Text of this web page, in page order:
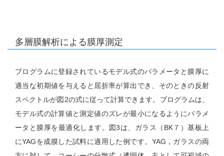
多層膜解析による膜厚測定
プログラムに登録されているモデル式のパラメータと膜厚に
適当な初期値を与えると屈折率が算出でき、そのときの反射
スペクトルが図2の式に従って計算できます。プログラムは、
モデル式の計算値と測定値のズレが最小になるようにパラメ
ータと膜厚を最適化します。図3は、ガラス（BK７）基板上
にYAGを成膜した試料に適用した例です。YAG，ガラスの両